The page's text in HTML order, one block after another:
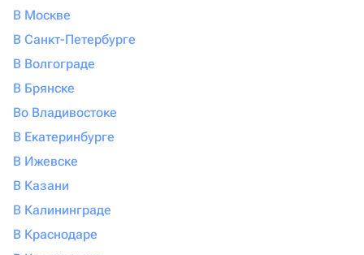
В Москве
В Санкт-Петербурге
В Волгограде
В Брянске
Во Владивостоке
В Екатеринбурге
В Ижевске
В Казани
В Калининграде
В Краснодаре